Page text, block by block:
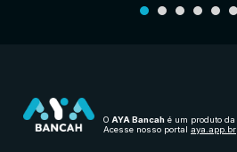
O AYA Bancah é um produto da
Acesse nosso portal aya.app.br